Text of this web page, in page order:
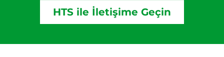
HTS ile İletişime Geçin